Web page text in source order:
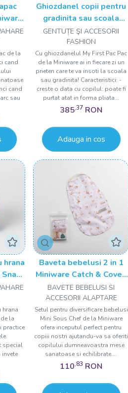
de la
cand
cand
sau
Ghiozdanel copii pentru
gradinita sau scoala
Miniware My First Pac
Pac, Kai
GENTUȚE ŞI ACCESORII
FASHION
Cu ghiozdanelul My First Pac Pac
de la Miniware ai in fiecare zi un
prieten care te va insoti la scoala
sau gradinita! Caracteristici: -
creste o data cu copilul: poate fi
purtat atat in forma pliata...
385,37 RON
Adauga in cos
hrana
hrana
la
practice
special
Baveta bebelusi 2 in 1
Miniware Catch & Cover,
Golden Swallow
BAVETE BEBELUSI SI
ACCESORII ALAPTARE
Setul pentru diversificare bebelusi
Mini Sous Chef de la Miniware
ofera inceputul perfect pentru
copiii nostri ajutandu-va sa oferiti
copilului dumneavoastra mese
sanatoase si echilibrate....
110,83 RON